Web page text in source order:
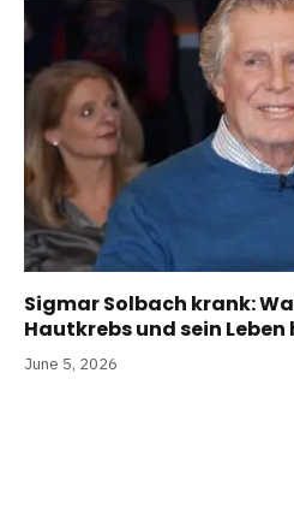
Sigmar Solbach krank:
Hautkrebs und sein
June 5, 2026